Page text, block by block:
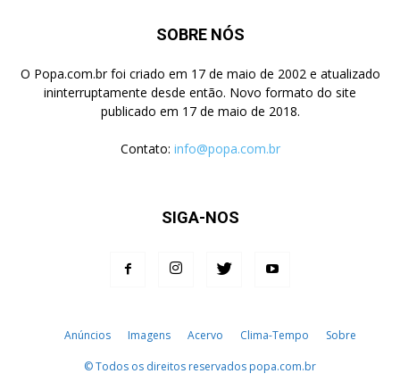
SOBRE NÓS
O Popa.com.br foi criado em 17 de maio de 2002 e atualizado
ininterruptamente desde então. Novo formato do site
publicado em 17 de maio de 2018.
Contato: info@popa.com.br
SIGA-NOS
Anúncios Imagens Acervo Clima-Tempo Sobre
© Todos os direitos reservados popa.com.br